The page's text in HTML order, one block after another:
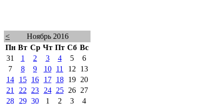
<
Ноябрь 2016
Пн Вт Ср Чт Пт Сб Вс
31
1 2 3 4 5
6
7
8 9 10 11 12
13
14
15 16 17 18 19
20
21
22 23 24 25 26
27
28
29 30 1 2 3
4